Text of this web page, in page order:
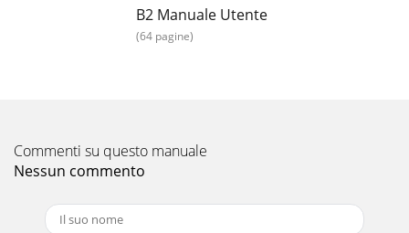
regent of maai geen nat gras. Dr
Pagina 15 - Dépannage
23BENL
B2 Manuale Utente
(64 pagine)
Commenti su questo manuale
Nessun commento